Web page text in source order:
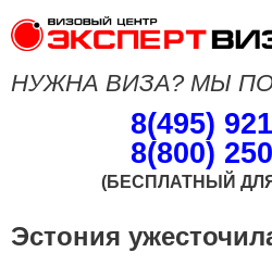
НУЖНА ВИЗА? МЫ
8(495)
8(800)
(БЕСПЛАТНЫЙ
Эстония